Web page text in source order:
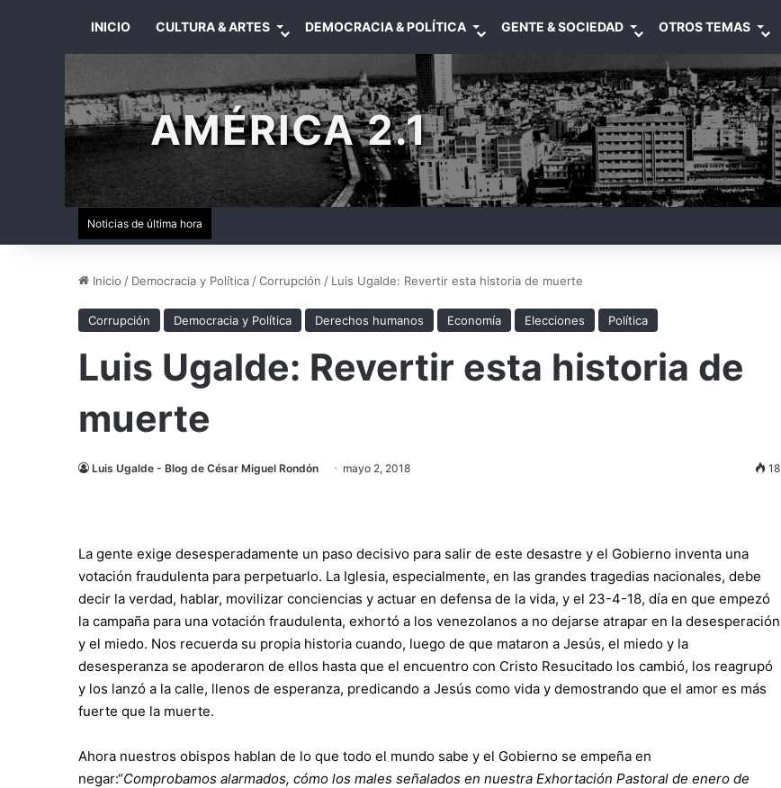
INICIO CULTURA & ARTES DEMOCRACIA & POLÍTICA GENTE & SOCIEDAD OTROS TEMAS
AMÉRICA 2.1
Noticias de última hora
Inicio / Democracia y Política /Corrupción / Luis Ugalde: Revertir esta historia de muerte
Corrupción Democracia y Política Derechos humanos Economía Elecciones Política
Luis Ugalde: Revertir esta historia de
muerte
Luis Ugalde - Blog de César Miguel Rondón mayo 2, 2018 18
La gente exige desesperadamente un paso decisivo para salir de este desastre y el Gobierno inventa una
votación fraudulenta para perpetuarlo. La Iglesia, especialmente, en las grandes tragedias nacionales, debe
decir la verdad, hablar, movilizar conciencias y actuar en defensa de la vida, y el 23-4-18, día en que empezó
la campaña para una votación fraudulenta, exhortó a los venezolanos a no dejarse atrapar en la desesperación
y el miedo. Nos recuerda su propia historia cuando, luego de que mataron a Jesús, el miedo y la
desesperanza se apoderaron de ellos hasta que el encuentro con Cristo Resucitado los cambió, los reagrupó
y los lanzó a la calle, llenos de esperanza, predicando a Jesús como vida y demostrando que el amor es más
fuerte que la muerte.
Ahora nuestros obispos hablan de lo que todo el mundo sabe y el Gobierno se empeña en
negar:“Comprobamos alarmados, cómo los males señalados en nuestra Exhortación Pastoral de enero de